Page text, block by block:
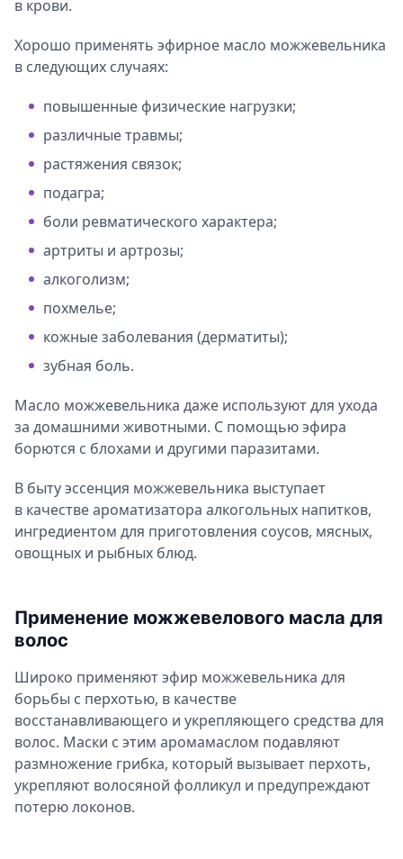
в крови.
Хорошо применять эфирное масло можжевельника
в следующих случаях:
повышенные физические нагрузки;
различные травмы;
растяжения связок;
подагра;
боли ревматического характера;
артриты и артрозы;
алкоголизм;
похмелье;
кожные заболевания (дерматиты);
зубная боль.
Масло можжевельника даже используют для ухода
за домашними животными. С помощью эфира
борются с блохами и другими паразитами.
В быту эссенция можжевельника выступает
в качестве ароматизатора алкогольных напитков,
ингредиентом для приготовления соусов, мясных,
овощных и рыбных блюд.
Применение можжевелового масла для
волос
Широко применяют эфир можжевельника для
борьбы с перхотью, в качестве
восстанавливающего и укрепляющего средства для
волос. Маски с этим аромамаслом подавляют
размножение грибка, который вызывает перхоть,
укрепляют волосяной фолликул и предупреждают
потерю локонов.